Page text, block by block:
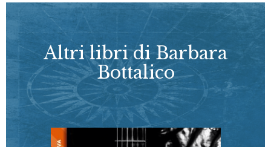
Altri libri di Barbara
Bottalico